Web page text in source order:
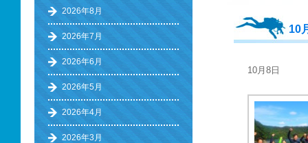
10
10月8日
2026年8月
2026年7月
2026年6月
2026年5月
2026年4月
2026年3月